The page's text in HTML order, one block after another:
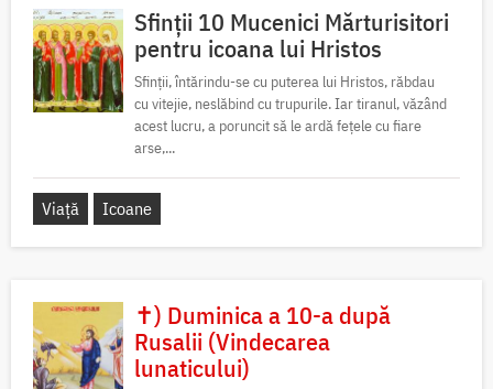
Sfinții 10 Mucenici Mărturisitori
pentru icoana lui Hristos
Sfinții, întărindu-se cu puterea lui Hristos, răbdau
cu vitejie, neslăbind cu trupurile. Iar tiranul, văzând
acest lucru, a poruncit să le ardă fețele cu fiare
arse,...
Viață Icoane
✝) Duminica a 10-a după
Rusalii (Vindecarea
lunaticului)